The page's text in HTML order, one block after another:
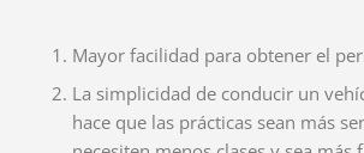
Mayor facilidad para obtener el
La simplicidad de conducir un
hace que las prácticas sean más